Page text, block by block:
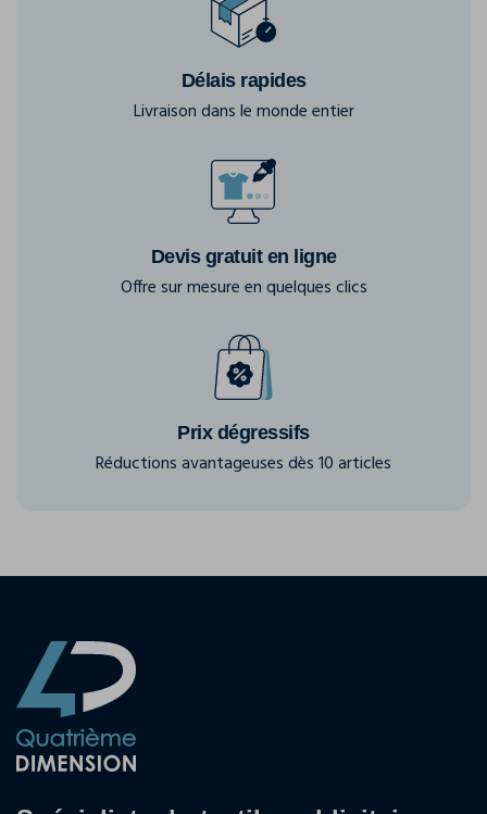
Délais rapides
Livraison dans le monde entier
Devis gratuit en ligne
Offre sur mesure en quelques clics
Prix dégressifs
Réductions avantageuses dès 10 articles